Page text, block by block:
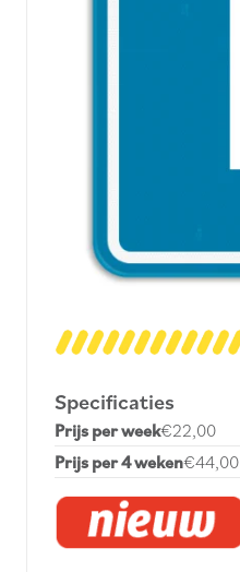
Specificaties
Prijs per week€22,00
Prijs per 4 weken€44,00